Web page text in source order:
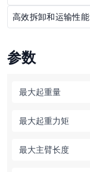
高效拆卸和运输性能
参数
最大起重量
最大起重力矩
最大主臂长度